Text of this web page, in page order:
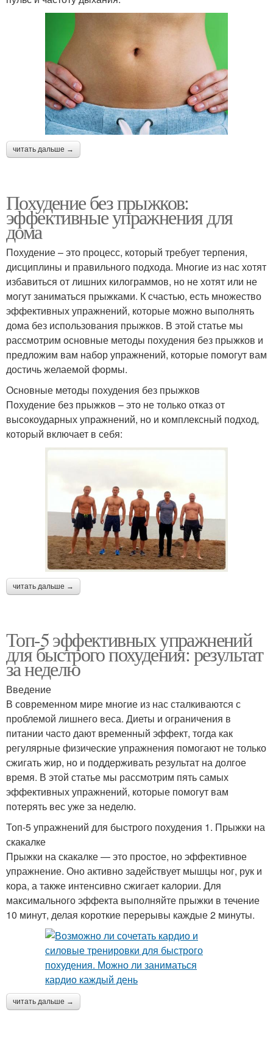
читать дальше →
Похудение без прыжков:
эффективные упражнения для
дома
Похудение – это процесс, который требует терпения,
дисциплины и правильного подхода. Многие из нас хотят
избавиться от лишних килограммов, но не хотят или не
могут заниматься прыжками. К счастью, есть множество
эффективных упражнений, которые можно выполнять
дома без использования прыжков. В этой статье мы
рассмотрим основные методы похудения без прыжков и
предложим вам набор упражнений, которые помогут вам
достичь желаемой формы.
Основные методы похудения без прыжков
Похудение без прыжков – это не только отказ от
высокоударных упражнений, но и комплексный подход,
который включает в себя:
читать дальше →
Топ-5 эффективных упражнений
для быстрого похудения: результат
за неделю
Введение
В современном мире многие из нас сталкиваются с
проблемой лишнего веса. Диеты и ограничения в
питании часто дают временный эффект, тогда как
регулярные физические упражнения помогают не только
сжигать жир, но и поддерживать результат на долгое
время. В этой статье мы рассмотрим пять самых
эффективных упражнений, которые помогут вам
потерять вес уже за неделю.
Топ-5 упражнений для быстрого похудения 1. Прыжки на
скакалке
Прыжки на скакалке — это простое, но эффективное
упражнение. Оно активно задействует мышцы ног, рук и
кора, а также интенсивно сжигает калории. Для
максимального эффекта выполняйте прыжки в течение
10 минут, делая короткие перерывы каждые 2 минуты.
читать дальше →